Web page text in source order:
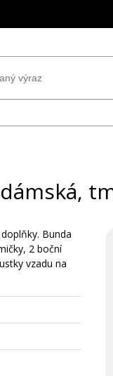
Bunda
2 boční
vzadu na